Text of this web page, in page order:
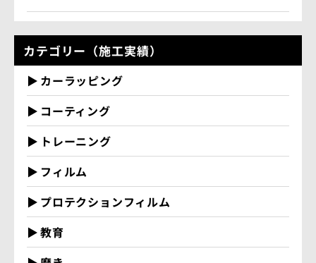
カテゴリー（施工実績）
カーラッピング
コーティング
トレーニング
フィルム
プロテクションフィルム
教育